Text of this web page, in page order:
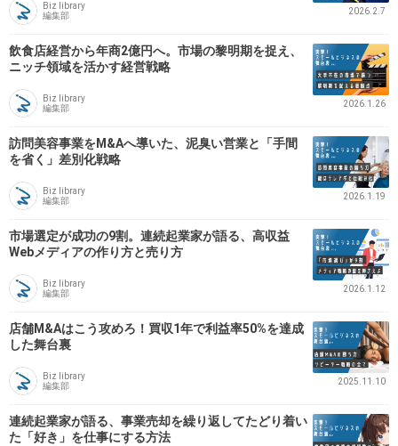
Biz library
編集部
2026.2.7
飲食店経営から年商2億円へ。市場の黎明期を捉え、
ニッチ領域を活かす経営戦略
Biz library
編集部
2026.1.26
訪問美容事業をM&Aへ導いた、泥臭い営業と「手間
を省く」差別化戦略
Biz library
編集部
2026.1.19
市場選定が成功の9割。連続起業家が語る、高収益
Webメディアの作り方と売り方
Biz library
編集部
2026.1.12
店舗M&Aはこう攻めろ！買収1年で利益率50%を達成
した舞台裏
Biz library
編集部
2025.11.10
連続起業家が語る、事業売却を繰り返してたどり着い
た「好き」を仕事にする方法